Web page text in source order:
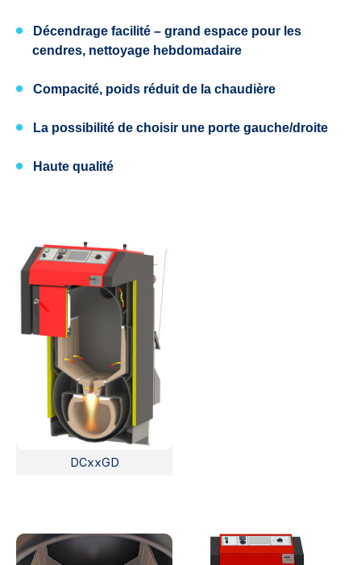
Décendrage facilité – grand espace pour les
cendres, nettoyage hebdomadaire
Compacité, poids réduit de la chaudière
La possibilité de choisir une porte gauche/droite
Haute qualité
DCxxGD